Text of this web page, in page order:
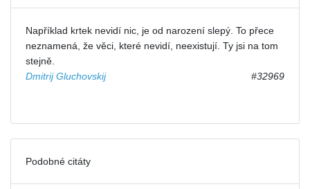
Například krtek nevidí nic, je od narození slepý. To přece
neznamená, že věci, které nevidí, neexistují. Ty jsi na tom
stejně.
Dmitrij Gluchovskij
#32969
Podobné citáty